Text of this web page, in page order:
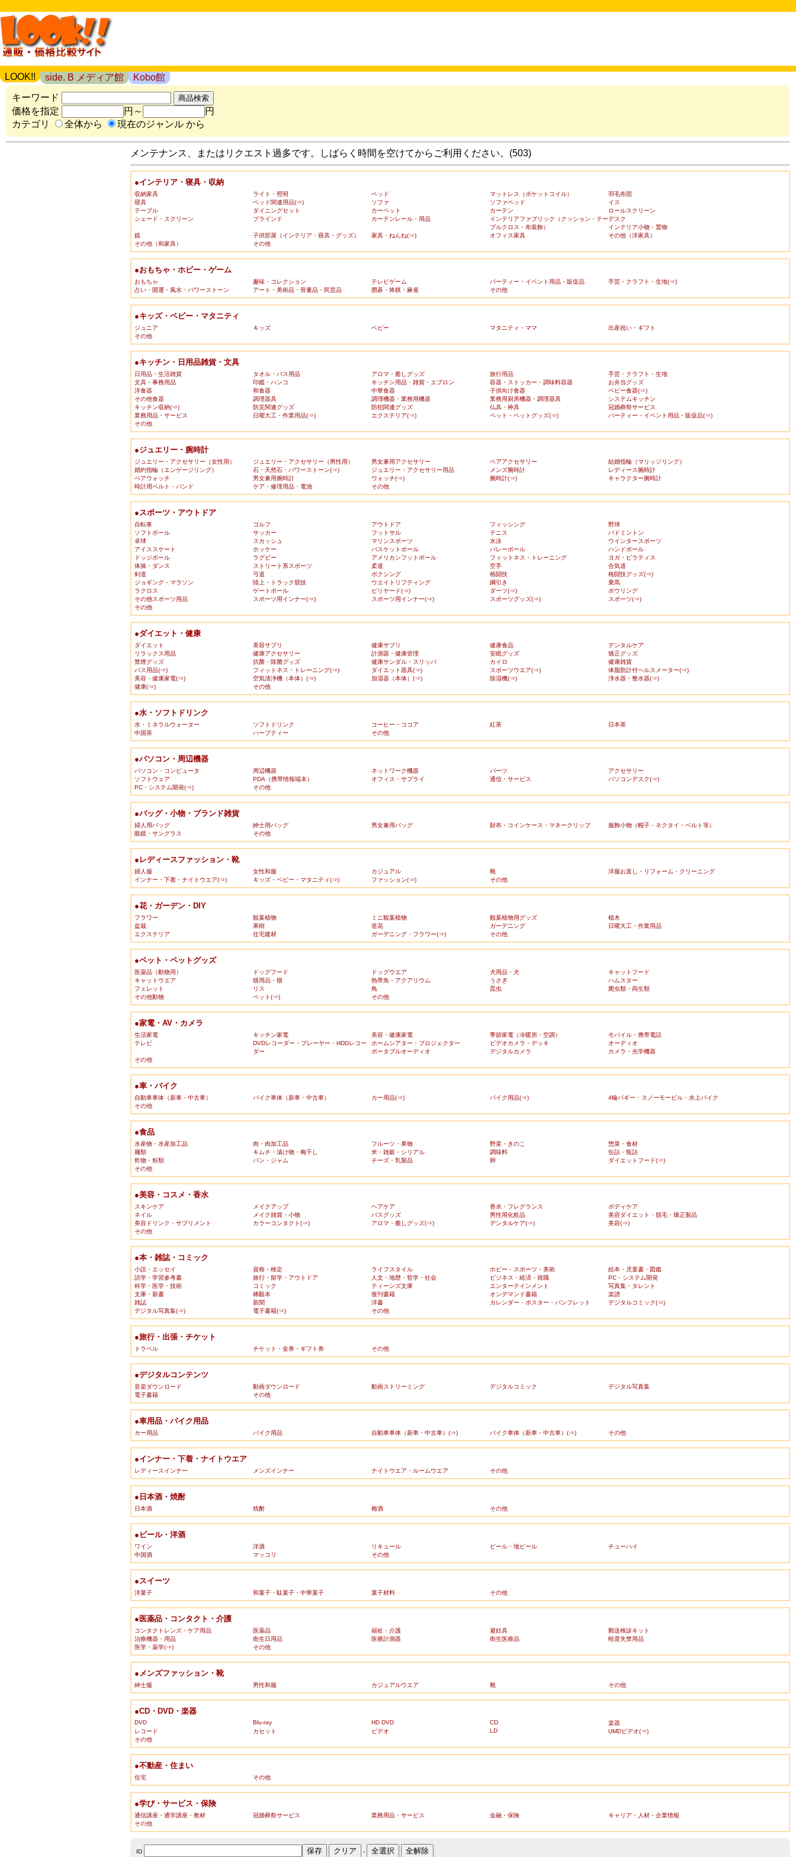
LOOK!! side. B メディア館
Kobo館
キーワード
価格を指定
円～
円
カテゴリ
全体から 現在のジャンル から
メンテナンス、またはリクエスト過多です。しばらく時間を空けてからご利用ください。(503)
●インテリア・寝具・収納
収納家具 ライト・照明 ベッド マットレス（ポケットコイル）
羽毛布団
寝具
ベッド関連用品(⇒) ソファ ソファベッド
イス
テーブル
ダイニングセット カーペット カーテン
ロールスクリーン
シェード・スクリーン
ブラインド カーテンレール・用品
インテリアファブリック（クッション・テー
ブルクロス・布装飾）
デスク
インテリア小物・置物
鏡
子供部屋（インテリア・寝具・グッズ） 家具・ねんね(⇒) オフィス家具
その他（洋家具）
その他（和家具）
その他
●おもちゃ・ホビー・ゲーム
おもちゃ 趣味・コレクション テレビゲーム パーティー・イベント用品・販促品
手芸・クラフト・生地(⇒)
占い・開運・風水・パワーストーン
アート・美術品・骨董品・民芸品 囲碁・将棋・麻雀 その他
●キッズ・ベビー・マタニティ
ジュニア キッズ ベビー マタニティ・ママ
出産祝い・ギフト
その他
●キッチン・日用品雑貨・文具
日用品・生活雑貨 タオル・バス用品 アロマ・癒しグッズ 旅行用品
手芸・クラフト・生地
文具・事務用品
印鑑・ハンコ キッチン用品・雑貨・エプロン 容器・ストッカー・調味料容器
お弁当グッズ
洋食器
和食器 中華食器 子供向け食器
ベビー食器(⇒)
その他食器
調理器具 調理機器・業務用機器 業務用厨房機器・調理器具
システムキッチン
キッチン収納(⇒)
防災関連グッズ 防犯関連グッズ 仏具・神具
冠婚葬祭サービス
業務用品・サービス
日曜大工・作業用品(⇒) エクステリア(⇒) ペット・ペットグッズ(⇒)
パーティー・イベント用品・販促品(⇒)
その他
●ジュエリー・腕時計
ジュエリー・アクセサリー（女性用） ジュエリー・アクセサリー（男性用） 男女兼用アクセサリー ペアアクセサリー
結婚指輪（マリッジリング）
婚約指輪（エンゲージリング）
石・天然石・パワーストーン(⇒) ジュエリー・アクセサリー用品 メンズ腕時計
レディース腕時計
ペアウォッチ
男女兼用腕時計 ウォッチ(⇒) 腕時計(⇒)
キャラクター腕時計
時計用ベルト・バンド
ケア・修理用品・電池 その他
●スポーツ・アウトドア
自転車 ゴルフ アウトドア フィッシング
野球
ソフトボール
サッカー フットサル テニス
バドミントン
卓球
スカッシュ マリンスポーツ 水泳
ウインタースポーツ
アイススケート
ホッケー バスケットボール バレーボール
ハンドボール
ドッジボール
ラグビー アメリカンフットボール フィットネス・トレーニング
ヨガ・ピラティス
体操・ダンス
ストリート系スポーツ 柔道 空手
合気道
剣道
弓道 ボクシング 格闘技
格闘技グッズ(⇒)
ジョギング・マラソン
陸上・トラック競技 ウエイトリフティング 綱引き
乗馬
ラクロス
ゲートボール ビリヤード(⇒) ダーツ(⇒)
ボウリング
その他スポーツ用品
スポーツ用インナー(⇒) スポーツ用インナー(⇒) スポーツグッズ(⇒)
スポーツ(⇒)
その他
●ダイエット・健康
ダイエット 美容サプリ 健康サプリ 健康食品
デンタルケア
リラックス用品
健康アクセサリー 計測器・健康管理 安眠グッズ
矯正グッズ
禁煙グッズ
抗菌・除菌グッズ 健康サンダル・スリッパ カイロ
健康雑貨
バス用品(⇒)
フィットネス・トレーニング(⇒) ダイエット器具(⇒) スポーツウエア(⇒)
体脂肪計付ヘルスメーター(⇒)
美容・健康家電(⇒)
空気清浄機（本体）(⇒) 加湿器（本体）(⇒) 除湿機(⇒)
浄水器・整水器(⇒)
健康(⇒)
その他
●水・ソフトドリンク
水・ミネラルウォーター ソフトドリンク コーヒー・ココア 紅茶
日本茶
中国茶
ハーブティー その他
●パソコン・周辺機器
パソコン・コンピュータ 周辺機器 ネットワーク機器 パーツ
アクセサリー
ソフトウェア
PDA（携帯情報端末） オフィス・サプライ 通信・サービス
パソコンデスク(⇒)
PC・システム開発(⇒)
その他
●バッグ・小物・ブランド雑貨
婦人用バッグ 紳士用バッグ 男女兼用バッグ 財布・コインケース・マネークリップ
服飾小物（帽子・ネクタイ・ベルト等）
眼鏡・サングラス
その他
●レディースファッション・靴
婦人服 女性和服 カジュアル 靴
洋服お直し・リフォーム・クリーニング
インナー・下着・ナイトウエア(⇒)
キッズ・ベビー・マタニティ(⇒) ファッション(⇒) その他
●花・ガーデン・DIY
フラワー 観葉植物 ミニ観葉植物 観葉植物用グッズ
植木
盆栽
果樹 造花 ガーデニング
日曜大工・作業用品
エクステリア
住宅建材 ガーデニング・フラワー(⇒) その他
●ペット・ペットグッズ
医薬品（動物用） ドッグフード ドッグウエア 犬用品・犬
キャットフード
キャットウエア
猫用品・猫 熱帯魚・アクアリウム うさぎ
ハムスター
フェレット
リス 鳥 昆虫
爬虫類・両生類
その他動物
ペット(⇒) その他
●家電・AV・カメラ
生活家電 キッチン家電 美容・健康家電 季節家電（冷暖房・空調）
モバイル・携帯電話
テレビ
DVDレコーダー・プレーヤー・HDDレコー
ダー
ホームシアター・プロジェクター ビデオカメラ・デッキ
オーディオ
ポータブルオーディオ
デジタルカメラ
カメラ・光学機器
その他
●車・バイク
自動車車体（新車・中古車） バイク車体（新車・中古車） カー用品(⇒) バイク用品(⇒)
4輪バギー・スノーモービル・水上バイク
その他
●食品
水産物・水産加工品 肉・肉加工品 フルーツ・果物 野菜・きのこ
惣菜・食材
麺類
キムチ・漬け物・梅干し 米・雑穀・シリアル 調味料
缶詰・瓶詰
乾物・粉類
パン・ジャム チーズ・乳製品 卵
ダイエットフード(⇒)
その他
●美容・コスメ・香水
スキンケア メイクアップ ヘアケア 香水・フレグランス
ボディケア
ネイル
メイク雑貨・小物 バスグッズ 男性用化粧品
美容ダイエット・脱毛・矯正製品
美容ドリンク・サプリメント
カラーコンタクト(⇒) アロマ・癒しグッズ(⇒) デンタルケア(⇒)
美容(⇒)
その他
●本・雑誌・コミック
小説・エッセイ 資格・検定 ライフスタイル ホビー・スポーツ・美術
絵本・児童書・図鑑
語学・学習参考書
旅行・留学・アウトドア 人文・地歴・哲学・社会 ビジネス・経済・就職
PC・システム開発
科学・医学・技術
コミック ティーンズ文庫 エンターテインメント
写真集・タレント
文庫・新書
稀覯本 復刊書籍 オンデマンド書籍
楽譜
雑誌
新聞 洋書 カレンダー・ポスター・パンフレット
デジタルコミック(⇒)
デジタル写真集(⇒)
電子書籍(⇒) その他
●旅行・出張・チケット
トラベル チケット・金券・ギフト券 その他
●デジタルコンテンツ
音楽ダウンロード 動画ダウンロード 動画ストリーミング デジタルコミック
デジタル写真集
電子書籍
その他
●車用品・バイク用品
カー用品 バイク用品 自動車車体（新車・中古車）(⇒) バイク車体（新車・中古車）(⇒) その他
●インナー・下着・ナイトウエア
レディースインナー メンズインナー ナイトウエア・ルームウエア その他
●日本酒・焼酎
日本酒 焼酎 梅酒 その他
●ビール・洋酒
ワイン 洋酒 リキュール ビール・地ビール
チューハイ
中国酒
マッコリ その他
●スイーツ
洋菓子 和菓子・駄菓子・中華菓子 菓子材料 その他
●医薬品・コンタクト・介護
コンタクトレンズ・ケア用品 医薬品 福祉・介護 避妊具
郵送検診キット
治療機器・用品
衛生日用品 医療計測器 衛生医療品
軽度失禁用品
医学・薬学(⇒)
その他
●メンズファッション・靴
紳士服 男性和服 カジュアルウエア 靴 その他
●CD・DVD・楽器
DVD Blu-ray HD DVD CD
楽器
レコード
カセット ビデオ LD
UMDビデオ(⇒)
その他
●不動産・住まい
住宅 その他
●学び・サービス・保険
通信講座・通学講座・教材 冠婚葬祭サービス 業務用品・サービス 金融・保険
キャリア・人材・企業情報
その他
ID -